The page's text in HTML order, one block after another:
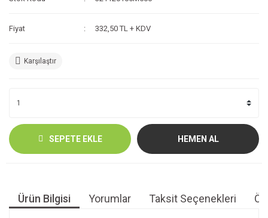
Fiyat 332,50 TL + KDV
Karşılaştır
SEPETE EKLE HEMEN AL
Ürün Bilgisi Yorumlar Taksit Seçenekleri